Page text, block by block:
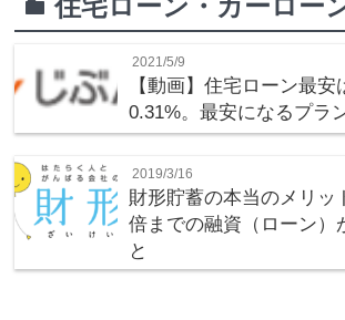
folder住宅ローン・カーロー
2021/5/9
【動画】住宅ローン最
0.31%。最安になるプラ
2019/3/16
財形貯蓄の本当のメリッ
倍までの融資（ローン）
と